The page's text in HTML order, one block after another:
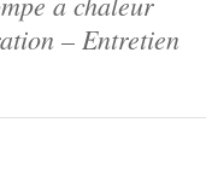
– Entretien